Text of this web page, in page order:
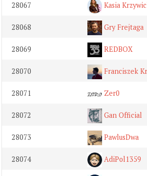
28067 Kasia
28068 Gry Frejtaga
28069 REDBOX
28070 Franciszek
28071 Zer0
28072 Gan Official
28073 PawlusDwa
28074 AdiPol1359